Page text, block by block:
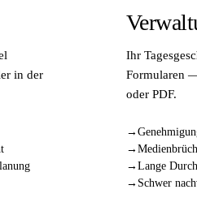
in der
Ihr
Formularen
oder PDF.
Lange
Schwer